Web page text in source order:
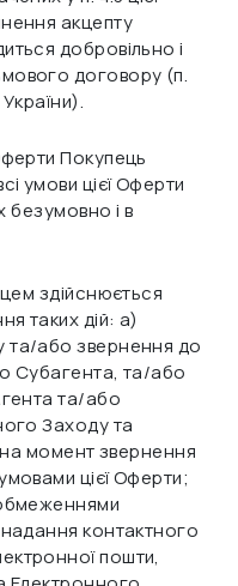
акцепту
добровільно і
договору (п.
Покупець
умови цієї Оферти
безумовно і в
здійснюється
таких дій: а)
та/або звернення до
Субагента, та/або
та/або
Заходу та
на момент звернення
цієї Оферти;
контактного
пошти,